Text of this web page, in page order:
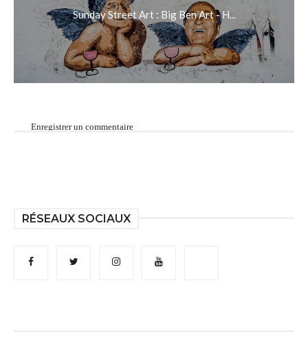
Sunday Street Art : Big Ben Art - H...
Enregistrer un commentaire
RÉSEAUX SOCIAUX